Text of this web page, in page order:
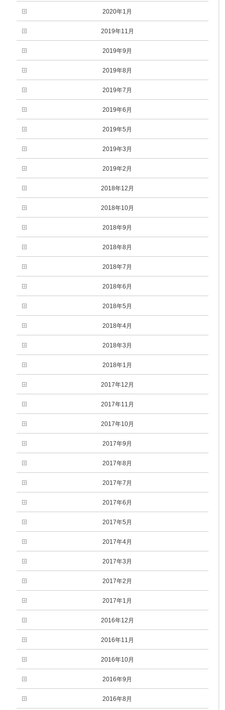
2020年1月
2019年11月
2019年9月
2019年8月
2019年7月
2019年6月
2019年5月
2019年3月
2019年2月
2018年12月
2018年10月
2018年9月
2018年8月
2018年7月
2018年6月
2018年5月
2018年4月
2018年3月
2018年1月
2017年12月
2017年11月
2017年10月
2017年9月
2017年8月
2017年7月
2017年6月
2017年5月
2017年4月
2017年3月
2017年2月
2017年1月
2016年12月
2016年11月
2016年10月
2016年9月
2016年8月